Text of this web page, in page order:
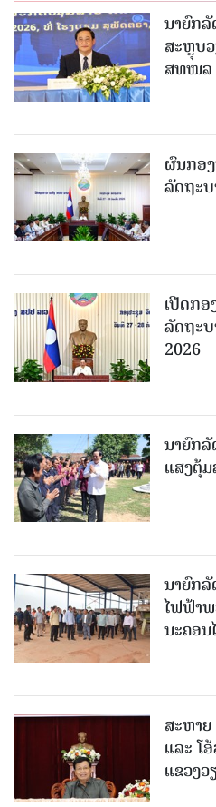
ນາຍົກ
ສະຫຼຸບ
ສທໜລ
ຜົນກອ
ລັດຖະ
ເປີດກ
ລັດຖະ
2026
ນາຍົກ
ແສງຕຸ້
ນາຍົກ
ໄຟຟ້າພ
ນະຄອ
ສະຫາ
ແລະ ໂ
ແຂວງວ